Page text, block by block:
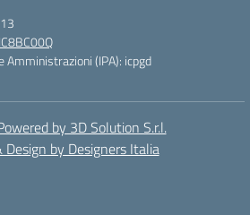
Amministrazioni (IPA): icpgd
by 3D Solution S.r.l.
Design by Designers Italia